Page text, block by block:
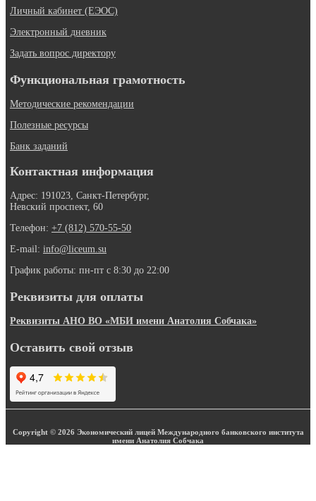
Личный кабинет (ЕЭОС)
Электронный дневник
Задать вопрос директору
Функциональная грамотность
Методические рекомендации
Полезные ресурсы
Банк заданий
Контактная информация
Адрес: 191023, Санкт-Петербург,
Невский проспект, 60
Телефон: +7 (812) 570-55-50
E-mail: info@liceum.su
График работы: пн-пт с 8:30 до 22:00
Реквизиты для оплаты
Реквизиты АНО ВО «МБИ имени Анатолия Собчака»
Оставить свой отзыв
Copyright © 2026 Экономический лицей Международного банковского института
имени Анатолия Собчака